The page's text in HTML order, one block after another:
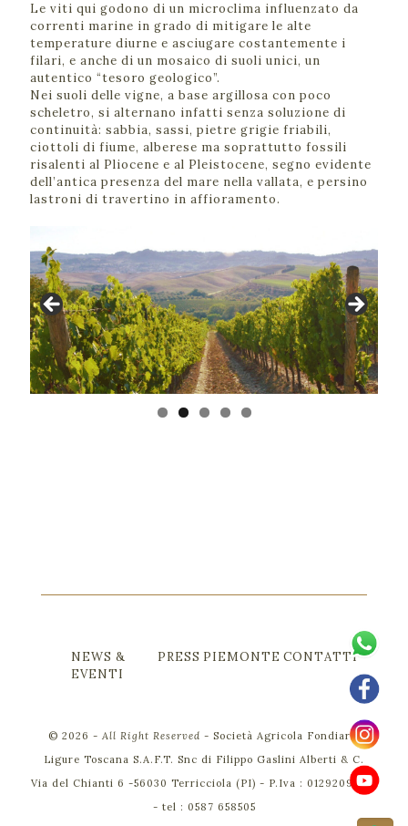
Le viti qui godono di un microclima influenzato da
correnti marine in grado di mitigare le alte
temperature diurne e asciugare costantemente i
filari, e anche di un mosaico di suoli unici, un
autentico “tesoro geologico”.
Nei suoli delle vigne, a base argillosa con poco
scheletro, si alternano infatti senza soluzione di
continuità: sabbia, sassi, pietre grigie friabili,
ciottoli di fiume, alberese ma soprattutto fossili
risalenti al Pliocene e al Pleistocene, segno evidente
dell’antica presenza del mare nella vallata, e persino
lastroni di travertino in affioramento.
NEWS &
EVENTI
PRESS PIEMONTE CONTATTI
© 2026 - All Right Reserved - Società Agricola Fondiaria
Ligure Toscana S.A.F.T. Snc di Filippo Gaslini Alberti & C.
Via del Chianti 6 -56030 Terricciola (PI) - P.Iva : 01292090501
- tel : 0587 658505